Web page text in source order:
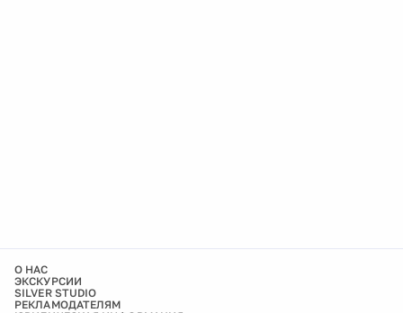
О НАС
ЭКСКУРСИИ
SILVER STUDIO
РЕКЛАМОДАТЕЛЯМ